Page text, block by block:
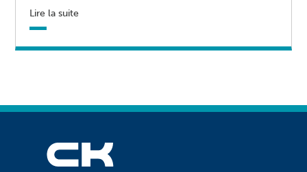
Lire la suite